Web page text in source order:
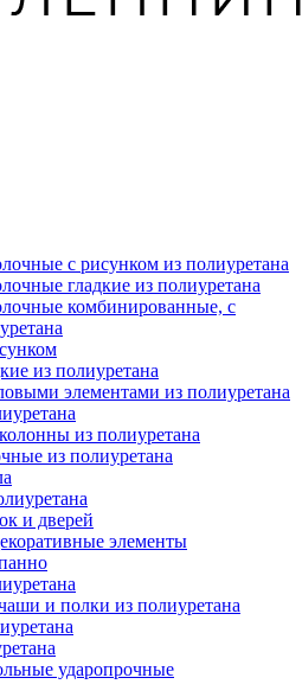
с рисунком из полиуретана
гладкие из полиуретана
комбинированные, с
из полиуретана
элементами из полиуретана
из полиуретана
из полиуретана
и дверей
элементы
и полки из полиуретана
ударопрочные